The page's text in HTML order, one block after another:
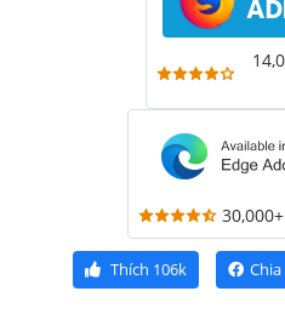
Thích 106k Chia